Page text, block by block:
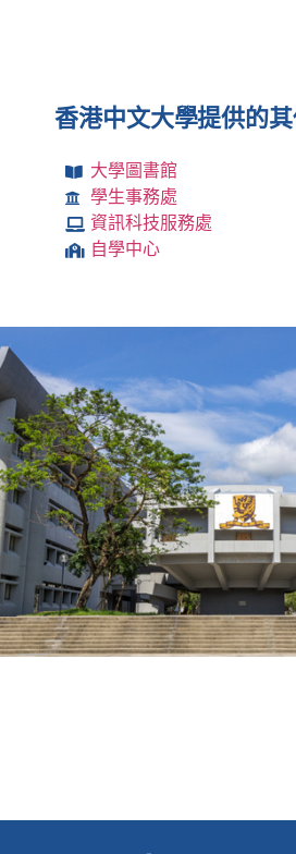
香港中文大學提供的
大學圖書館
學生事務處
資訊科技服務處
自學中心